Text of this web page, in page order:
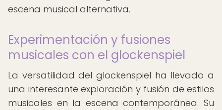
escena musical alternativa.
Experimentación y fusiones
musicales con el glockenspiel
La versatilidad del glockenspiel ha llevado a
una interesante exploración y fusión de estilos
musicales en la escena contemporánea. Su